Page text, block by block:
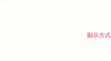
顯示方式